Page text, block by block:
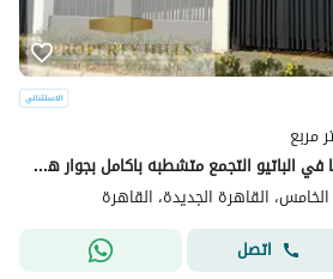
بسعر لقطه فيلا من لافيستا في الباتيو التجمع متشطبه باكامل بجوار هايد بارك
الخامس، القاهرة الجديدة، القاهرة
اتصل